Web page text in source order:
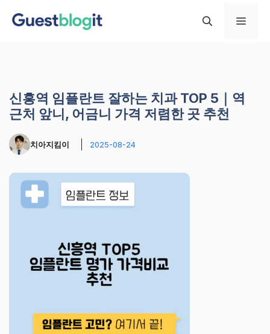
메
신흥역 임플란트 잘하는 치과 TOP 5｜역
근처 앞니, 어금니 가격 저렴한 곳 추천
치아지킴이 2025-08-24